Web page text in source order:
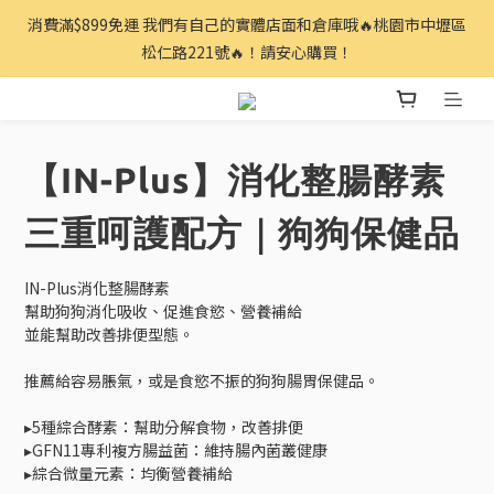
消費滿$899免運 我們有自己的實體店面和倉庫哦🔥桃園市中壢區
松仁路221號🔥！請安心購買！
【IN-Plus】消化整腸酵素
三重呵護配方｜狗狗保健品
IN-Plus消化整腸酵素
幫助狗狗消化吸收、促進食慾、營養補給
並能幫助改善排便型態。
推薦給容易脹氣，或是食慾不振的狗狗腸胃保健品。
▸5種綜合酵素：幫助分解食物，改善排便
▸GFN11專利複方腸益菌：維持腸內菌叢健康
▸綜合微量元素：均衡營養補給